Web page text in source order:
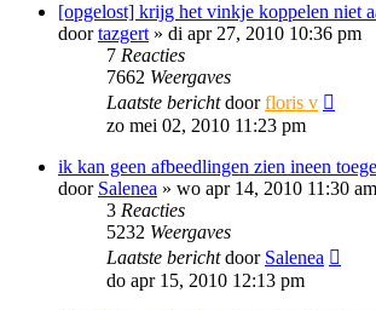
[opgelost] krijg het vinkje koppelen niet
doortazgert » di apr 27, 2010 10:36 pm
7 Reacties
7662 Weergaves
Laatste berichtdoorfloris v
zo mei 02, 2010 11:23 pm
ik kan geen afbeedlingen zien ineen
door Salenea » wo apr 14, 2010 11:30 am
3 Reacties
5232 Weergaves
Laatste berichtdoor Salenea
do apr 15, 2010 12:13 pm